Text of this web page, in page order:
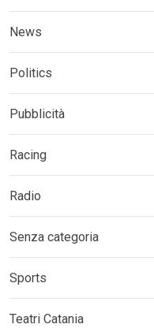
News
Politics
Pubblicità
Racing
Radio
Senza categoria
Sports
Teatri Catania